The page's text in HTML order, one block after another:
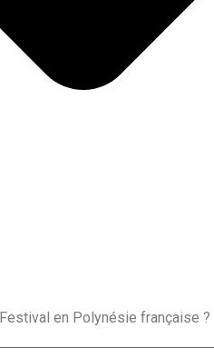
en Polynésie française ?